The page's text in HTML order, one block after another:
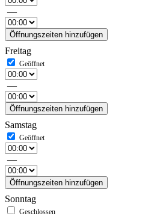
—
Öffnungszeiten hinzufügen
Freitag
—
Öffnungszeiten hinzufügen
Samstag
—
Öffnungszeiten hinzufügen
Sonntag